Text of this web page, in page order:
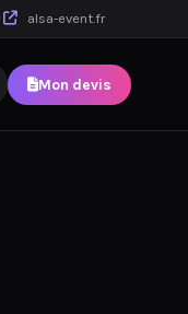
alsa-event.fr
Mon devis